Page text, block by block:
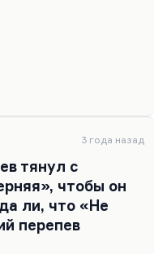
неслучайно
и абсолютно
в одном
и
с ним
— человек
и
3 года назад
тянул с
чтобы он
ли, что «Не
перепев